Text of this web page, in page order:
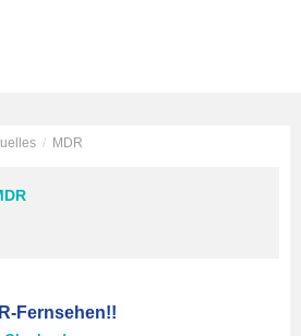
/ MDR
Fernsehen!!